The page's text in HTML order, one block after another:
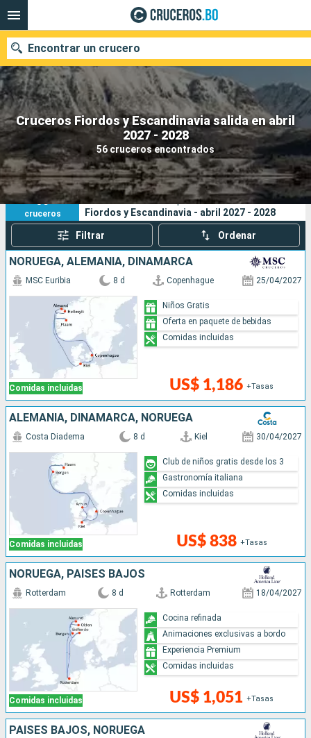
Cruceros Fiordos y Escandinavia salida en abril
2027 - 2028
56 cruceros encontrados
Encontrar un crucero
Nuestros destinos
Fecha de salida
Puertos Compañías
Buscar
56
cruceros
Sus criterios de búsqueda:
Fiordos y Escandinavia - abril 2027 - 2028
Filtrar Ordenar
NORUEGA, ALEMANIA, DINAMARCA
Comidas incluidas
MSC Euribia 8 d Copenhague 25/04/2027
US$ 1,186 +Tasas
Niños Gratis
Oferta en paquete de bebidas
Comidas incluidas
ALEMANIA, DINAMARCA, NORUEGA
Comidas incluidas
Costa Diadema 8 d Kiel 30/04/2027
US$ 838 +Tasas
Club de niños gratis desde los 3
Gastronomía italiana
Comidas incluidas
NORUEGA, PAISES BAJOS
Comidas incluidas
Rotterdam 8 d Rotterdam 18/04/2027
US$ 1,051 +Tasas
Cocina refinada
Animaciones exclusivas a bordo
Experiencia Premium
Comidas incluidas
PAISES BAJOS, NORUEGA